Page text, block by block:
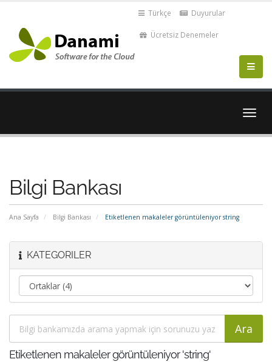
Türkçe Duyurular
Ücretsiz Denemeler
Bilgi Bankası
Ana Sayfa Bilgi Bankası Etiketlenen makaleler görüntüleniyor string
KATEGORILER
Etiketlenen makaleler görüntüleniyor 'string'